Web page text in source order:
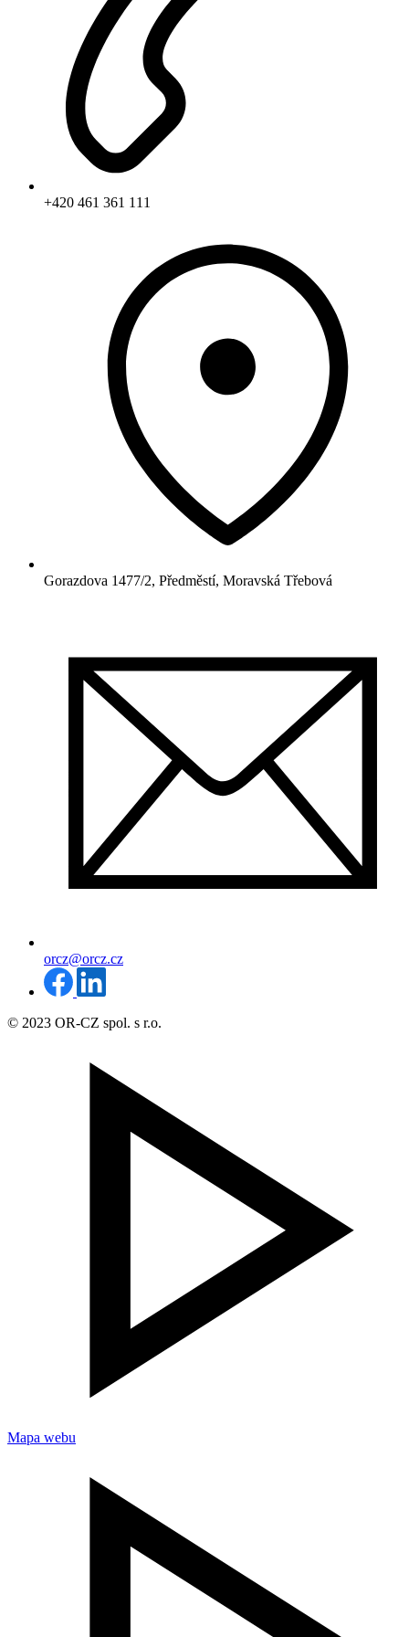
+420 461 361 111
Gorazdova 1477/2, Předměstí, Moravská Třebová
orcz@orcz.cz
© 2023 OR-CZ spol. s r.o.
Mapa webu